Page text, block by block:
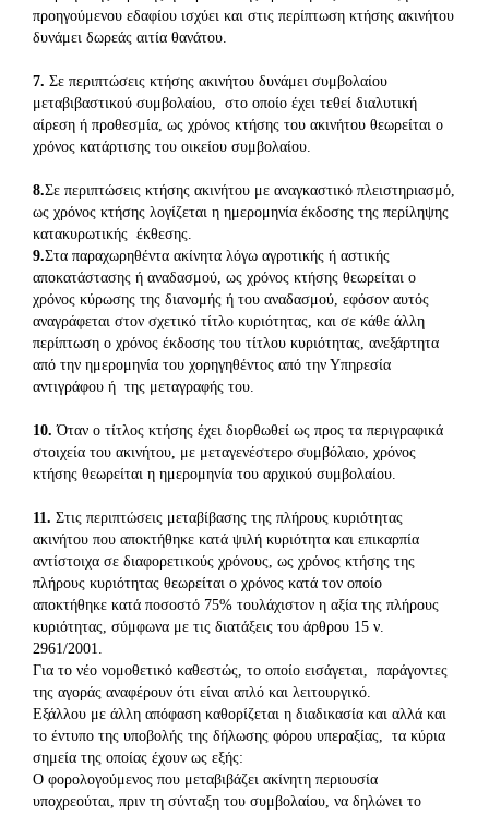
προηγούμενου εδαφίου ισχύει και στις περίπτωση κτήσης ακινήτου
δυνάμει δωρεάς αιτία θανάτου.
7. Σε περιπτώσεις κτήσης ακινήτου δυνάμει συμβολαίου
μεταβιβαστικού συμβολαίου, στο οποίο έχει τεθεί διαλυτική
αίρεση ή προθεσμία, ως χρόνος κτήσης του ακινήτου θεωρείται ο
χρόνος κατάρτισης του οικείου συμβολαίου.
8.Σε περιπτώσεις κτήσης ακινήτου με αναγκαστικό πλειστηριασμό,
ως χρόνος κτήσης λογίζεται η ημερομηνία έκδοσης της περίληψης
κατακυρωτικής έκθεσης.
9.Στα παραχωρηθέντα ακίνητα λόγω αγροτικής ή αστικής
αποκατάστασης ή αναδασμού, ως χρόνος κτήσης θεωρείται ο
χρόνος κύρωσης της διανομής ή του αναδασμού, εφόσον αυτός
αναγράφεται στον σχετικό τίτλο κυριότητας, και σε κάθε άλλη
περίπτωση ο χρόνος έκδοσης του τίτλου κυριότητας, ανεξάρτητα
από την ημερομηνία του χορηγηθέντος από την Υπηρεσία
αντιγράφου ή της μεταγραφής του.
10.Όταν ο τίτλος κτήσης έχει διορθωθεί ως προς τα περιγραφικά
στοιχεία του ακινήτου, με μεταγενέστερο συμβόλαιο, χρόνος
κτήσης θεωρείται η ημερομηνία του αρχικού συμβολαίου.
11. Στις περιπτώσεις μεταβίβασης της πλήρους κυριότητας
ακινήτου που αποκτήθηκε κατά ψιλή κυριότητα και επικαρπία
αντίστοιχα σε διαφορετικούς χρόνους, ως χρόνος κτήσης της
πλήρους κυριότητας θεωρείται ο χρόνος κατά τον οποίο
αποκτήθηκε κατά ποσοστό 75% τουλάχιστον η αξία της πλήρους
κυριότητας, σύμφωνα με τις διατάξεις του άρθρου 15 ν.
2961/2001.
Για το νέο νομοθετικό καθεστώς, το οποίο εισάγεται, παράγοντες
της αγοράς αναφέρουν ότι είναι απλό και λειτουργικό.
Εξάλλου με άλλη απόφαση καθορίζεται η διαδικασία και αλλά και
το έντυπο της υποβολής της δήλωσης φόρου υπεραξίας, τα κύρια
σημεία της οποίας έχουν ως εξής:
Ο φορολογούμενος που μεταβιβάζει ακίνητη περιουσία
υποχρεούται, πριν τη σύνταξη του συμβολαίου, να δηλώνει το